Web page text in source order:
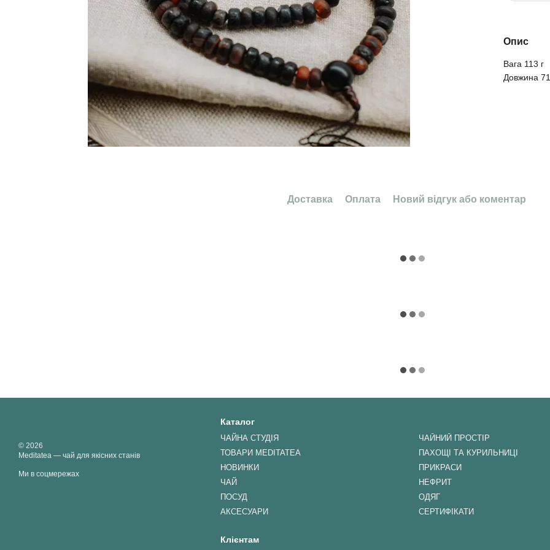
Опис
Вага 113 г
Довжина
Доставка Оплата Новий відгук або коментар
© 2026
Meditatea — чай для якісних станів
Ми в соцмережах
Каталог
ЧАЙНА СТУДІЯ
ТОВАРИ MEDITATEA
НОВИНКИ
ЧАЙ
ПОСУД
АКСЕСУАРИ
ЧАЙНИЙ ПРОСТІР
ПАХОЩІ ТА КУРИЛЬНИЦІ
ПРИКРАСИ
НЕФРИТ
ОДЯГ
СЕРТИФІКАТИ
Клієнтам